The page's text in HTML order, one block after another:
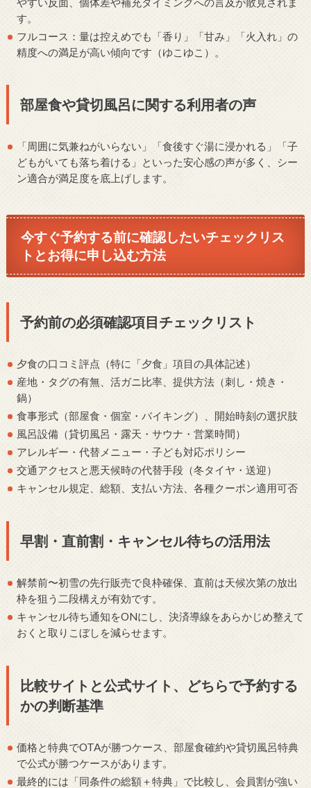
す。
フルコース：量は控えめでも「香り」「甘み」「火入れ」の
精度への満足が高い傾向です（ゆこゆこ）。
部屋食や貸切風呂に関する利用者の声
「周囲に気兼ねがいらない」「食後すぐ湯に浸かれる」「子
どもがいても落ち着ける」といった安心感の声が多く、シー
ン適合が満足度を底上げします。
今すぐ予約する前に確認したいチェックリス
トとお得に申し込む方法
予約前の必須確認項目チェックリスト
夕食の口コミ評点（特に「夕食」項目の具体記述）
産地・タグの有無、活ガニ比率、提供方法（刺し・焼き・
鍋）
食事形式（部屋食・個室・バイキング）、開始時刻の選択肢
風呂設備（貸切風呂・露天・サウナ・営業時間）
アレルギー・代替メニュー・子ども対応ポリシー
交通アクセスと悪天候時の代替手段（冬タイヤ・送迎）
キャンセル規定、総額、支払い方法、各種クーポン適用可否
早割・直前割・キャンセル待ちの活用法
解禁前〜初雪の先行販売で良枠確保、直前は天候次第の放出
枠を狙う二段構えが有効です。
キャンセル待ち通知をONにし、決済導線をあらかじめ整えて
おくと取りこぼしを減らせます。
比較サイトと公式サイト、どちらで予約する
かの判断基準
価格と特典でOTAが勝つケース、部屋食確約や貸切風呂特典
で公式が勝つケースがあります。
最終的には「同条件の総額＋特典」で比較し、会員割が強い